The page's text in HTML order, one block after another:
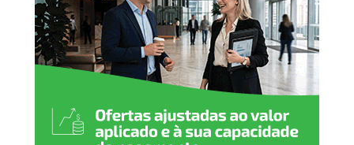
O governador Eduardo Leite apresentou os números da
maior tragédia climática do Estado e os investimentos do
Rio Grande do Sul que superam os R$ 260 milhões na
criação do Centro Estadual de Gestão Integrada de Riscos
e Desastres, de Centros Regionais de Gestão Integrada de
Riscos e Desastres, do Centro Internacional de Estudos
Climáticos e do Centro de Excelência para Recuperação